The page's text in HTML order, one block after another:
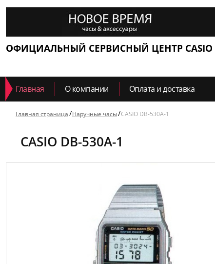
ОФИЦИАЛЬНЫЙ СЕРВИСНЫЙ ЦЕНТР CASIO
Главная О компании Оплата и доставка
Главная страница Наручные часы CASIO DB-530A-1
CASIO DB-530A-1